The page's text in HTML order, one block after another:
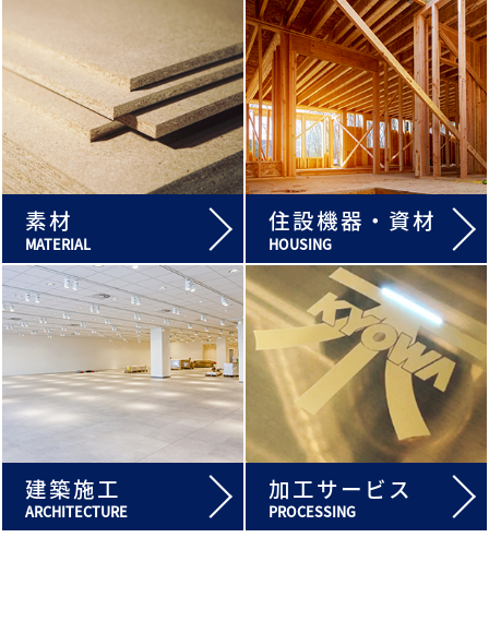
素材
MATERIAL
住設機器・資材
HOUSING
建築施工
ARCHITECTURE
加工サービス
PROCESSING